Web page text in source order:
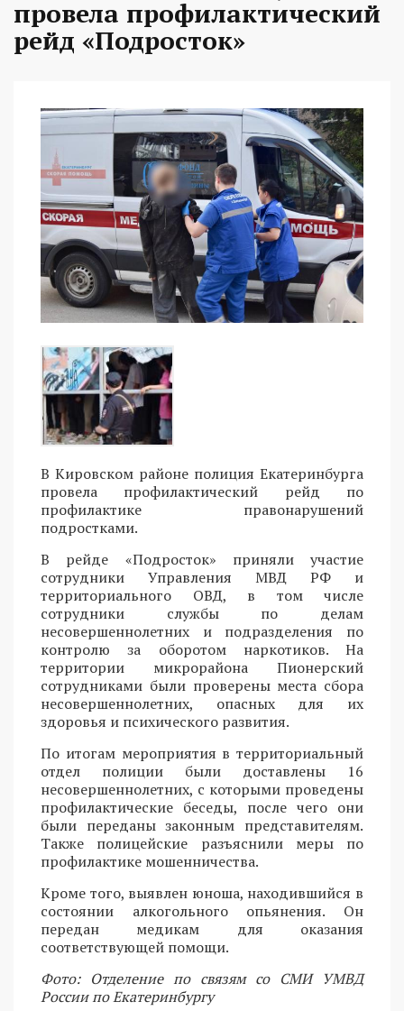
провела профилактический
рейд «Подросток»
В Кировском районе полиция Екатеринбурга
провела профилактический рейд по
профилактике правонарушений
подростками.
В рейде «Подросток» приняли участие
сотрудники Управления МВД РФ и
территориального ОВД, в том числе
сотрудники службы по делам
несовершеннолетних и подразделения по
контролю за оборотом наркотиков. На
территории микрорайона Пионерский
сотрудниками были проверены места сбора
несовершеннолетних, опасных для их
здоровья и психического развития.
По итогам мероприятия в территориальный
отдел полиции были доставлены 16
несовершеннолетних, с которыми проведены
профилактические беседы, после чего они
были переданы законным представителям.
Также полицейские разъяснили меры по
профилактике мошенничества.
Кроме того, выявлен юноша, находившийся в
состоянии алкогольного опьянения. Он
передан медикам для оказания
соответствующей помощи.
Фото: Отделение по связям со СМИ УМВД
России по Екатеринбургу